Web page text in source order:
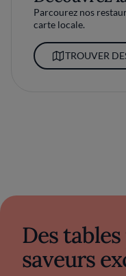
Parcourez nos
carte locale.
TROUVER
Des
saveurs